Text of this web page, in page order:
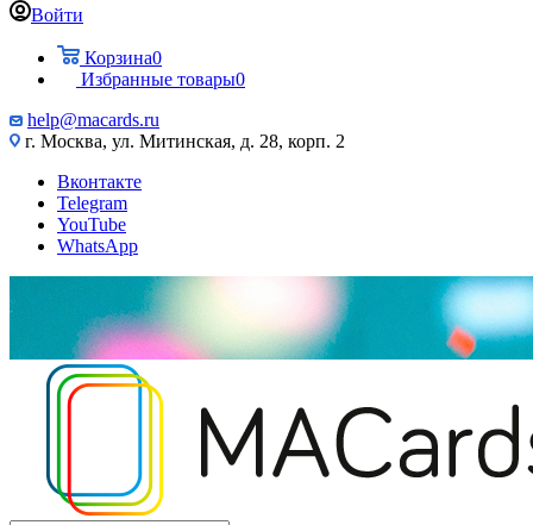
Войти
Корзина0
Избранные товары0
help@macards.ru
г. Москва, ул. Митинская, д. 28, корп. 2
Вконтакте
Telegram
YouTube
WhatsApp